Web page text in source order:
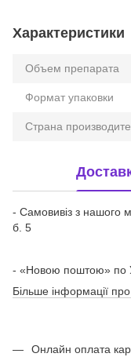
Характеристики
Объем препарата
Формат упаковки
Страна
- Самовивіз з нашого
б. 5
- «Новою поштою» по
Більше інформації
Онлайн оплата